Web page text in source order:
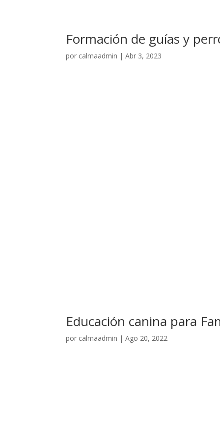
Formación de guías y
por calmaadmin |Abr 3, 2023
Educación canina para
por calmaadmin |Ago 20, 2022